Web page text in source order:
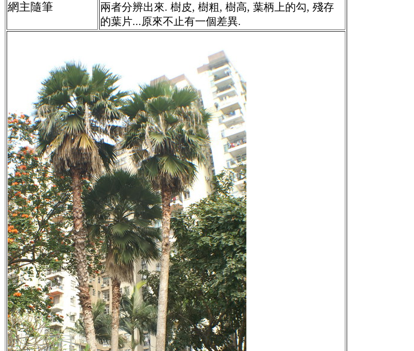
網主隨筆
兩者分辨出來. 樹皮, 樹粗, 樹高, 葉柄上的勾, 殘存
的葉片...原來不止有一個差異.